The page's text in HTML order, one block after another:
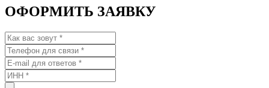
ОФОРМИТЬ ЗАЯВКУ